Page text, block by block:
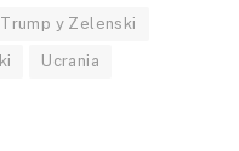
y Zelenski
Ucrania